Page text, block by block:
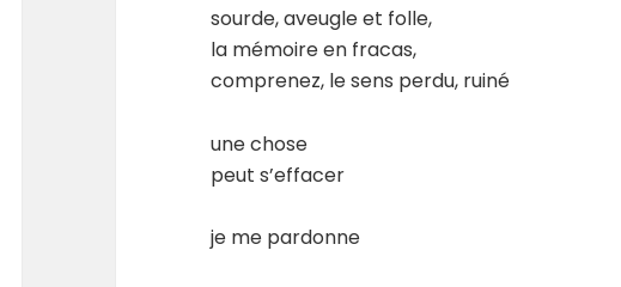
sourde, aveugle et folle,
la mémoire en fracas,
comprenez, le sens perdu, ruiné
une chose
peut s’effacer
je me pardonne